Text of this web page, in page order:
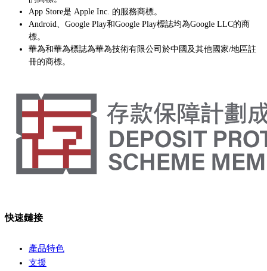
App Store是 Apple Inc. 的服務商標。
Android、Google Play和Google Play標誌均為Google LLC的商
標。
華為和華為標誌為華為技術有限公司於中國及其他國家/地區註
冊的商標。
快速鏈接
產品特色
支援